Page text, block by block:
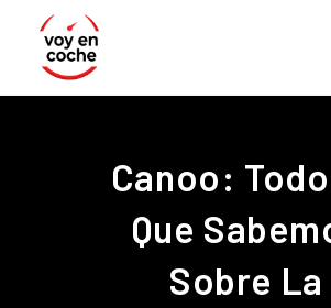
Canoo:
Que
Sobre La